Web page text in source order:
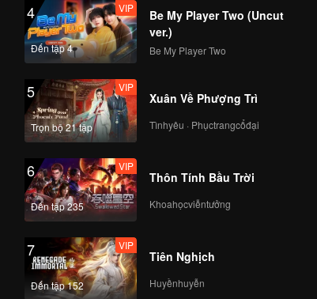
4
Đến tập 4
VIP
Be My Player Two (Uncut
ver.)
Be My Player Two
5
Trọn bộ 21 tập
VIP
Xuân Về Phượng Trì
Tìnhyêu · Phụctrangcổđại
6
Đến tập 235
VIP
Thôn Tính Bầu Trời
Khoahọcviễntưởng
7
Đến tập 152
VIP
Tiên Nghịch
Huyềnhuyễn